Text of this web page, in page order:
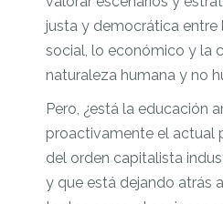
justa y democrática
social, lo económico y la
naturaleza humana y no
Pero, ¿está la educación
proactivamente el actual
del orden capitalista
y que está dejando atrás